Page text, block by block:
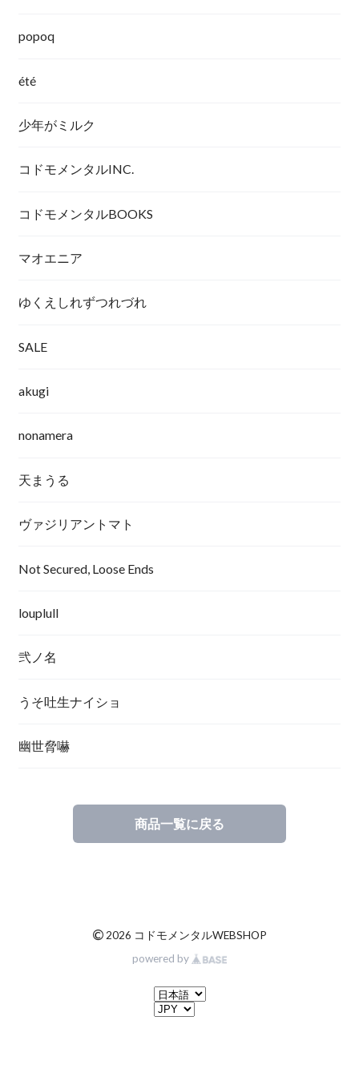
popoq
été
少年がミルク
コドモメンタルINC.
コドモメンタルBOOKS
マオエニア
ゆくえしれずつれづれ
SALE
akugi
nonamera
天まうる
ヴァジリアントマト
Not Secured, Loose Ends
louplull
弐ノ名
うそ吐生ナイショ
幽世脅嚇
商品一覧に戻る
© 2026 コドモメンタルWEBSHOP
powered by